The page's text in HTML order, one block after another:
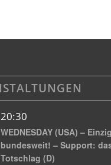
20:30
WEDNESDAY (USA) –
bundesweit! – Support:
Totschlag (D)